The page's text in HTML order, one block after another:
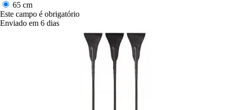
65 cm
Este campo é obrigatório
Enviado em 6 dias